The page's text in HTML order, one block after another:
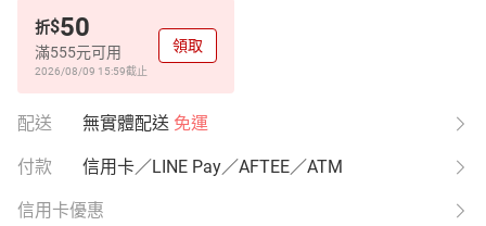
折$50
滿555元可用
2026/08/09 15:59截止
領取
配送 無實體配送 免運
付款 信用卡／LINE Pay／AFTEE／ATM
信用卡優惠